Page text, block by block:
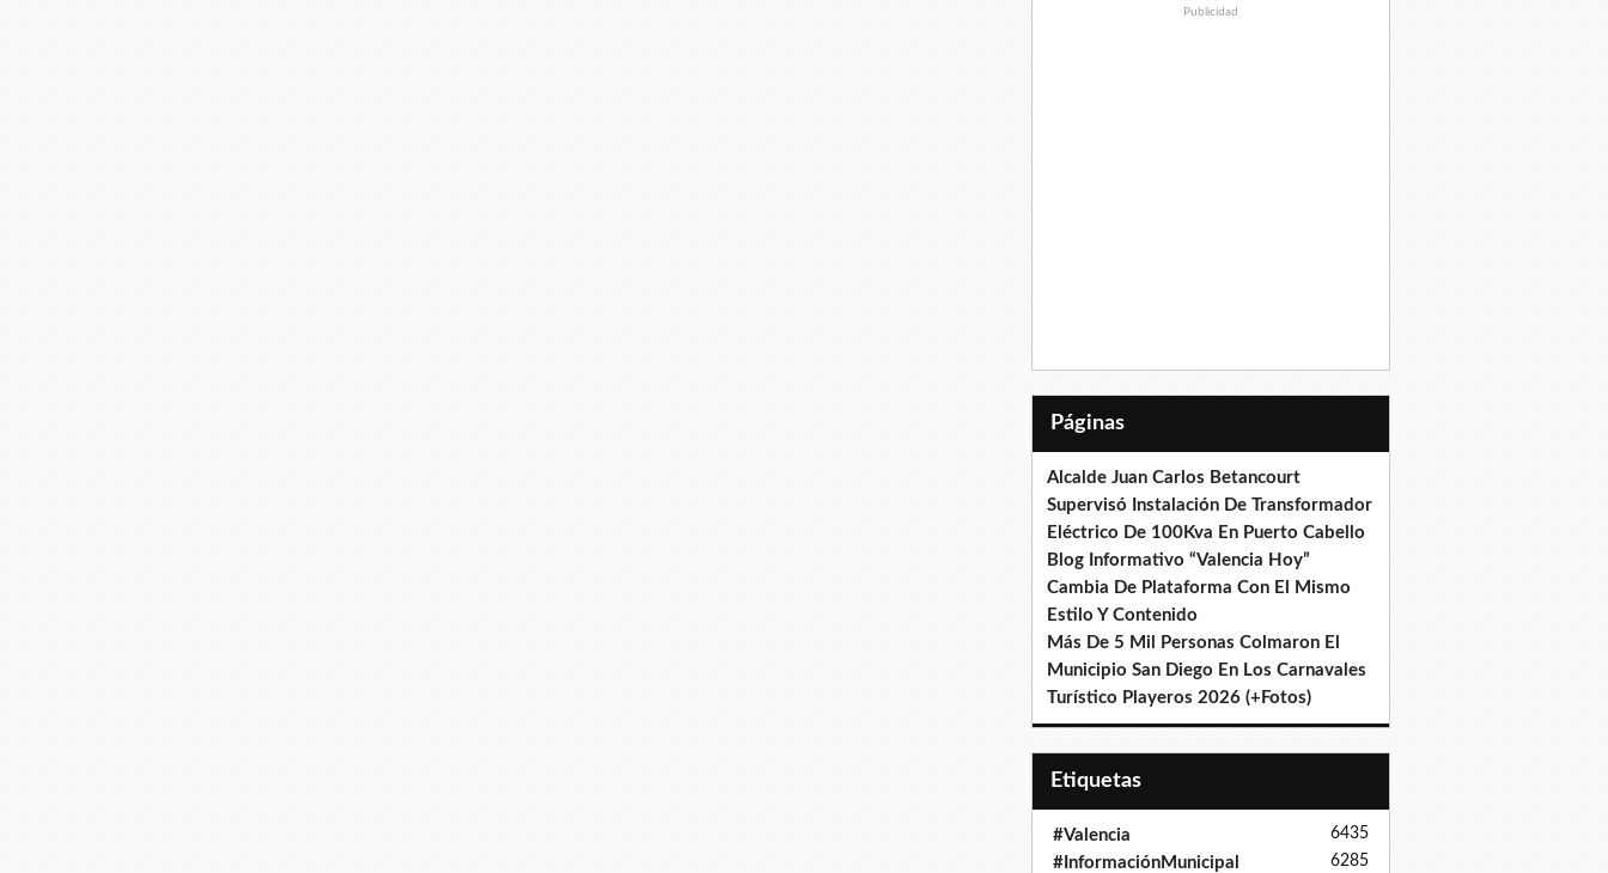
Publicidad
Páginas
Alcalde Juan Carlos Betancourt
Supervisó Instalación De Transformador
Eléctrico De 100Kva En Puerto Cabello
Blog Informativo “Valencia Hoy”
Cambia De Plataforma Con El Mismo
Estilo Y Contenido
Más De 5 Mil Personas Colmaron El
Municipio San Diego En Los Carnavales
Turístico Playeros 2026 (+Fotos)
Etiquetas
#Valencia 6435
#InformaciónMunicipal 6285